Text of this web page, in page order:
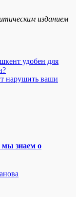
изданием
удобен для
нарушить ваши
мы знаем о